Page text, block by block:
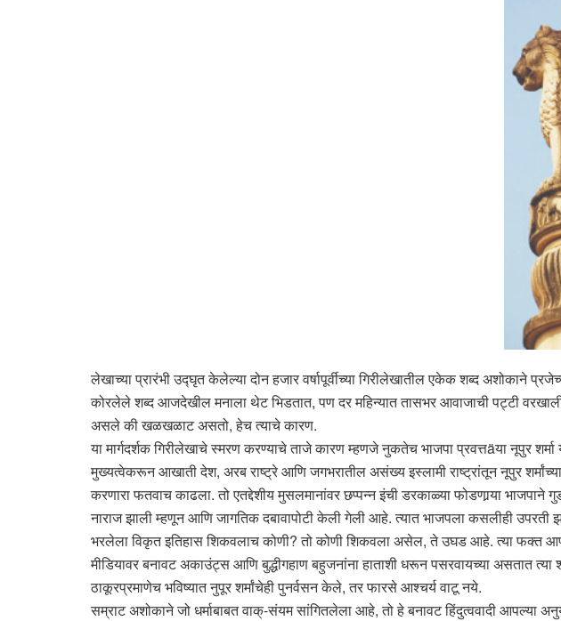
लेखाच्या प्रारंभी उद्घृत केलेल्या दोन हजार वर्षापूर्वीच्या गिरीलेखातील एकेक शब्द अशोकाने
कोरलेले शब्द आजदेखील मनाला थेट भिडतात, पण दर महिन्यात तासभर आवाजाची पट्टी
असले की खळखळाट असतो, हेच त्याचे कारण.
या मार्गदर्शक गिरीलेखाचे स्मरण करण्याचे ताजे कारण म्हणजे नुकतेच भाजपा प्रवत्तäया नूपुर
मुख्यत्वेकरून आखाती देश, अरब राष्ट्रे आणि जगभरातील असंख्य इस्लामी राष्ट्रांतून नूपुर शर्मांच्या
करणारा फतवाच काढला. तो एतद्देशीय मुसलमानांवर छप्पन्न इंची डरकाळ्या फोडणार्‍या
नाराज झाली म्हणून आणि जागतिक दबावापोटी केली गेली आहे. त्यात भाजपला कसलीही उपरती
भरलेला विकृत इतिहास शिकवलाच कोणी? तो कोणी शिकवला असेल, ते उघड आहे. त्या फक्त
मीडियावर बनावट अकाउंट्स आणि बुद्धीगहाण बहुजनांना हाताशी धरून पसरवायच्या असतात
ठाकूरप्रमाणेच भविष्यात नुपूर शर्मांचेही पुनर्वसन केले, तर फारसे आश्चर्य वाटू नये.
सम्राट अशोकाने जो धर्माबाबत वाक्-संयम सांगितलेला आहे, तो हे बनावट हिंदुत्ववादी